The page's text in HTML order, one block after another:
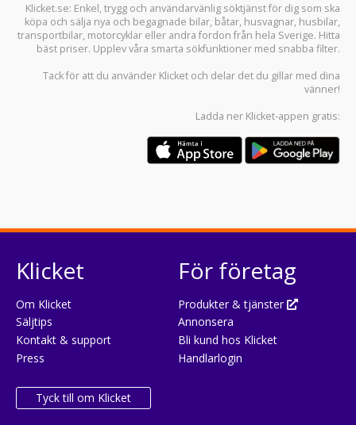
Klicket.se: Enkel, trygg och användarvänlig söktjänst för dig som ska
köpa och sälja nya och begagnade bilar, båtar, husvagnar, husbilar,
transportbilar, motorcyklar eller andra fordon från hela Sverige. Hitta
bäst priser. Upplev våra smarta sökfunktioner med snabba filter.
Tack för att du använder Klicket och delar det du gillar med dina
vänner!
Ladda ner Klicket-appen gratis:
Klicket
Om Klicket
Säljtips
Kontakt & support
Press
Tyck till om Klicket
För företag
Produkter & tjänster
Annonsera
Bli kund hos Klicket
Handlarlogin